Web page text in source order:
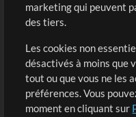
Contenu gratuit
Demander les pistes
Extras
Sessions
Soumettre votre contenu
marketing qui peuvent
des tiers.
Les cookies non
désactivés à moins que
tout ou que vous ne les
préférences. Vous
moment en cliquant sur